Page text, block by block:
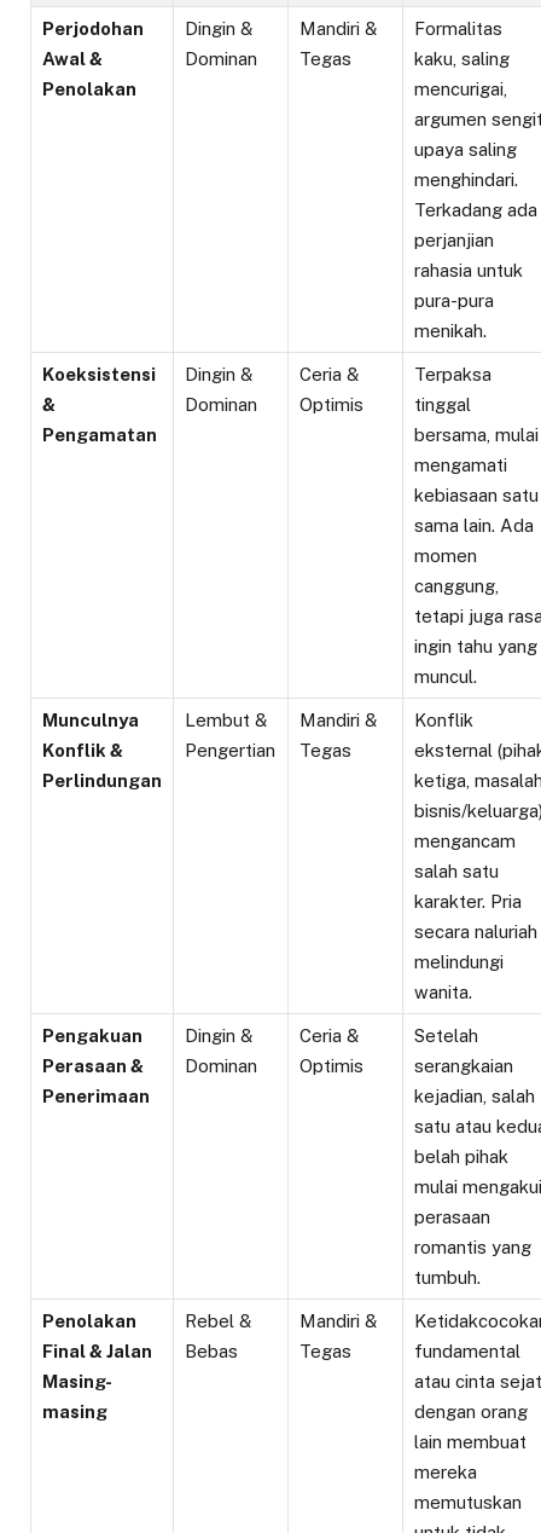
Perjodohan
Awal &
Penolakan
Dingin &
Dominan
Mandiri &
Tegas
Formalitas
kaku, saling
mencurigai,
argumen
upaya saling
menghindari.
Terkadang ada
perjanjian
rahasia untuk
pura-pura
menikah.
Koeksistensi
&
Pengamatan
Dingin &
Dominan
Ceria &
Optimis
Terpaksa
tinggal
bersama, mulai
mengamati
kebiasaan satu
sama lain. Ada
momen
canggung,
tetapi juga
ingin tahu yang
muncul.
Munculnya
Konflik &
Perlindungan
Lembut &
Pengertian
Mandiri &
Tegas
Konflik
eksternal
ketiga,
bisnis/
mengancam
salah satu
karakter. Pria
secara naluriah
melindungi
wanita.
Pengakuan
Perasaan &
Penerimaan
Dingin &
Dominan
Ceria &
Optimis
Setelah
serangkaian
kejadian, salah
satu atau
belah pihak
mulai mengakui
perasaan
romantis yang
tumbuh.
Penolakan
Final & Jalan
Masing-
masing
Rebel &
Bebas
Mandiri &
Tegas
fundamental
atau cinta
dengan orang
lain membuat
mereka
memutuskan